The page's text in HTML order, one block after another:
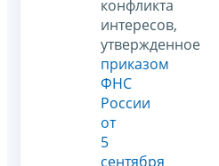
конфликта
интересов,
утвержденное
приказом
ФНС
России
от
5
сентября